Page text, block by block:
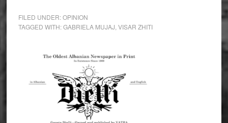
FILED UNDER:OPINION
TAGGED WITH:GABRIELA MUJAJ VISAR ZHITI